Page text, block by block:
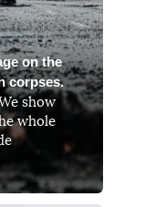
on the
corpses.
show
whole